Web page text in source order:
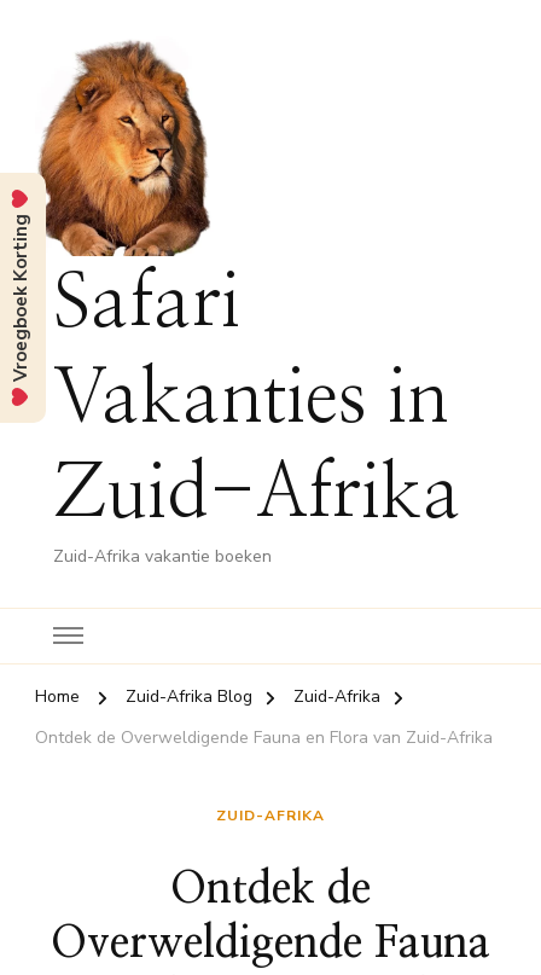
Safari
Vakanties in
Zuid-Afrika
Zuid-Afrika vakantie boeken
Home Zuid-Afrika Blog
Zuid-Afrika
Ontdek de Overweldigende Fauna en Flora van Zuid-Afrika
ZUID-AFRIKA
Ontdek de
Overweldigende Fauna
Vroegboek Korting